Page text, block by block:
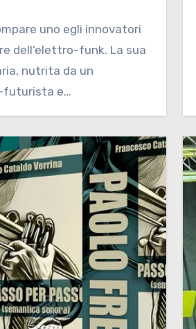
uno egli innovatori
dell’elettro-funk. La sua
nutrita da un
futurista e…